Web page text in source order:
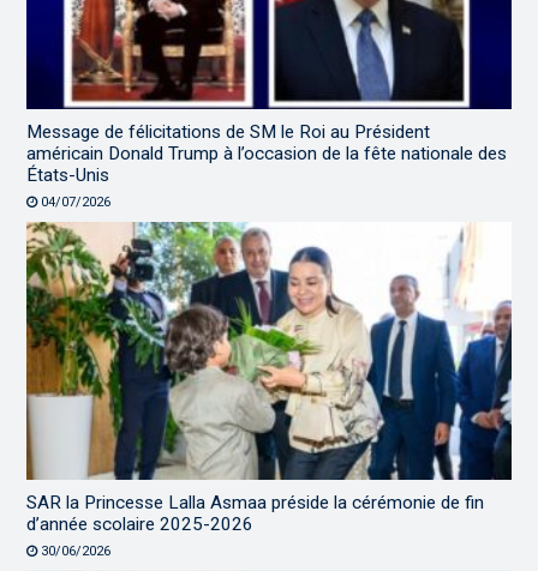
Message de félicitations de SM le Roi au Président
américain Donald Trump à l’occasion de la fête nationale des
États-Unis
04/07/2026
SAR la Princesse Lalla Asmaa préside la cérémonie de fin
d’année scolaire 2025-2026
30/06/2026